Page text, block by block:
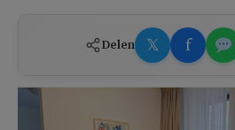
Delen 𝕏 f